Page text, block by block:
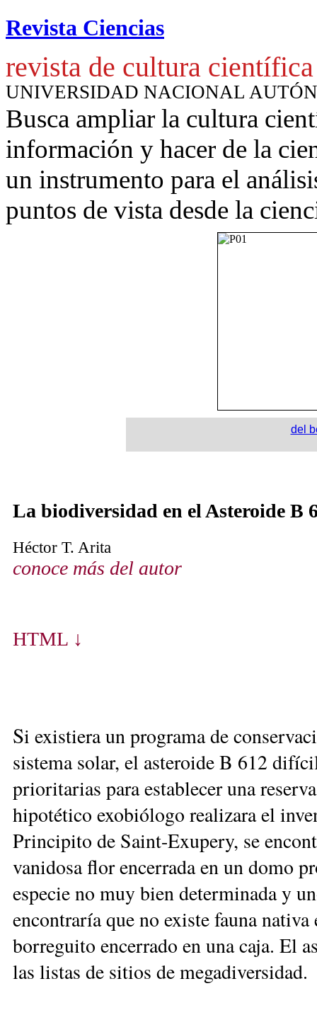
Revista Ciencias
revista de cultura científica
UNIVERSIDAD NACIONAL
Busca ampliar la cultura
información y hacer de la
un instrumento para el
puntos de vista desde la
del
La biodiversidad en el Asteroide B
Héctor T. Arita
conoce más del autor
HTML ↓
Si existiera un programa de
sistema solar, el asteroide B 612
prioritarias para establecer una
hipotético exobiólogo realizara el
Principito de Saint-Exupery, se
vanidosa flor encerrada en un domo
especie no muy bien determinada y
encontraría que no existe fauna
borreguito encerrado en una caja. El
las listas de sitios de megadiversidad.